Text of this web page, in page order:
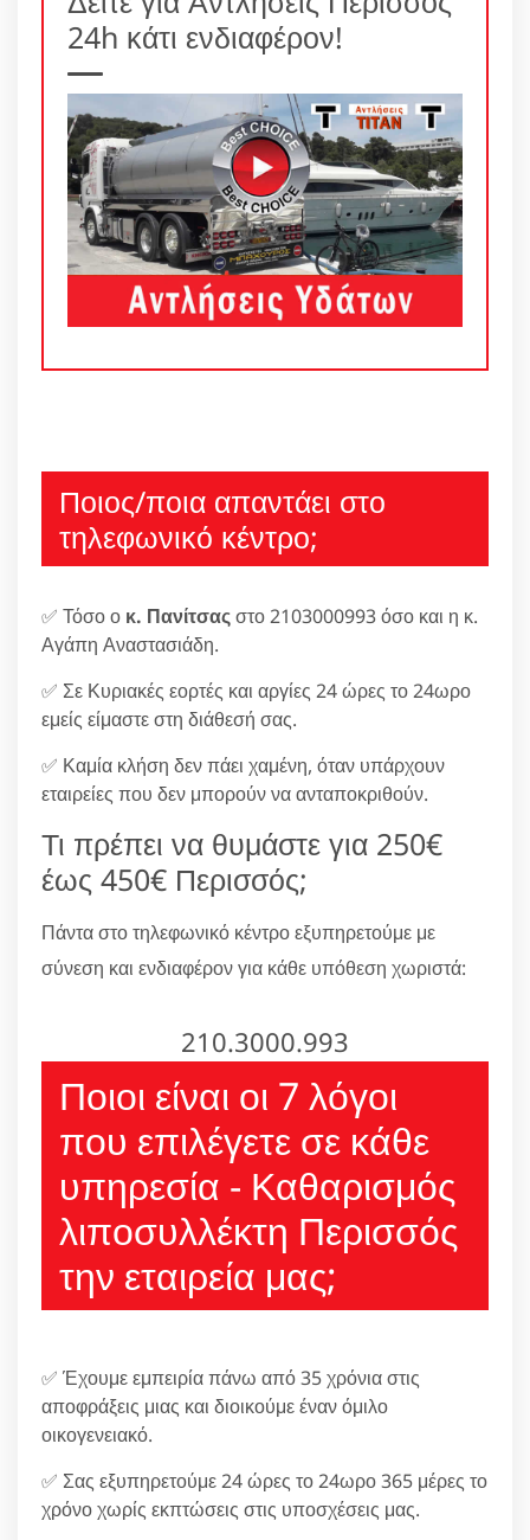
24h κάτι ενδιαφέρον!
Ποιος/ποια απαντάει στο
τηλεφωνικό κέντρο;
✅ Τόσο ο κ. Πανίτσαςστο 2103000993 όσο και η κ.
Αγάπη Αναστασιάδη.
✅ Σε Κυριακές εορτές και αργίες 24 ώρες το 24ωρο
εμείς είμαστε στη διάθεσή σας.
✅ Καμία κλήση δεν πάει χαμένη, όταν υπάρχουν
εταιρείες που δεν μπορούν να ανταποκριθούν.
Τι πρέπει να θυμάστε για 250€
έως 450€ Περισσός;
Πάντα στο τηλεφωνικό κέντρο εξυπηρετούμε με
σύνεση και ενδιαφέρον για κάθε υπόθεση χωριστά:
210.3000.993
Ποιοι είναι οι 7 λόγοι
που επιλέγετε σε κάθε
υπηρεσία - Καθαρισμός
λιποσυλλέκτη Περισσός
την εταιρεία μας;
✅ Έχουμε εμπειρία πάνω από 35 χρόνια στις
αποφράξεις μιας και διοικούμε έναν όμιλο
οικογενειακό.
✅ Σας εξυπηρετούμε 24 ώρες το 24ωρο 365 μέρες το
χρόνο χωρίς εκπτώσεις στις υποσχέσεις μας.